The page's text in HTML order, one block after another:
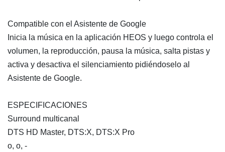
Compatible con el Asistente de Google
Inicia la música en la aplicación HEOS y luego controla el
volumen, la reproducción, pausa la música, salta pistas y
activa y desactiva el silenciamiento pidiéndoselo al
Asistente de Google.
ESPECIFICACIONES
Surround multicanal
DTS HD Master, DTS:X, DTS:X Pro
o, o, -